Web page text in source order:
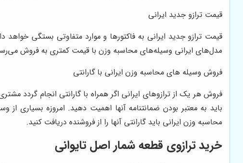
قیمت ترازو جدید ایرانی
قیمت ترازو جدید ایرانی به فاکتورها و موارد متفاوتی بستگی
مدل‌های ایرانی وسیله‌های محاسبه وزن با قیمت کمتری به فروش
فروش وسیله های محاسبه وزن ایرانی با گارانتی
فروش هر یک از ترازوهای ایرانی اگر همراه با گارانتی انجام گردد
باید به معتبر بودن ضمانتنامه آنها اهمیت دهید. امروزه بسیاری
محاسبه وزن ایرانی باید گارانتی آنها را از فروشنده دریافت کنید.
خرید ترازوی قطعه شمار اصل تایوانی